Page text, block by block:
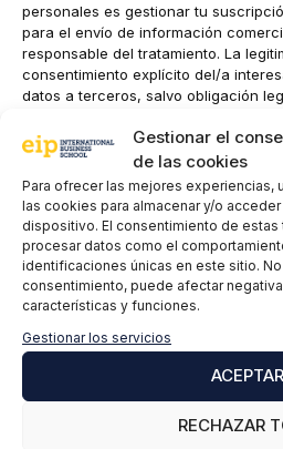
Gestionar el
de las cookies
Para ofrecer las mejores experiencias,
las cookies para almacenar y/o
dispositivo. El consentimiento de
procesar datos como el
identificaciones únicas en este sitio.
consentimiento, puede afectar
características y funciones.
Gestionar los servicios
ACEPTAR
RECHAZAR
personales es gestionar tu
para el envío de información
responsable del tratamiento. La
consentimiento explícito del/a
datos a terceros, salvo obligación
datos en
derecho a presentar una
control. Puedes consultar la
sobre Protección de datos en la
encontrarás en nuestra página web.
He leído y acepto la